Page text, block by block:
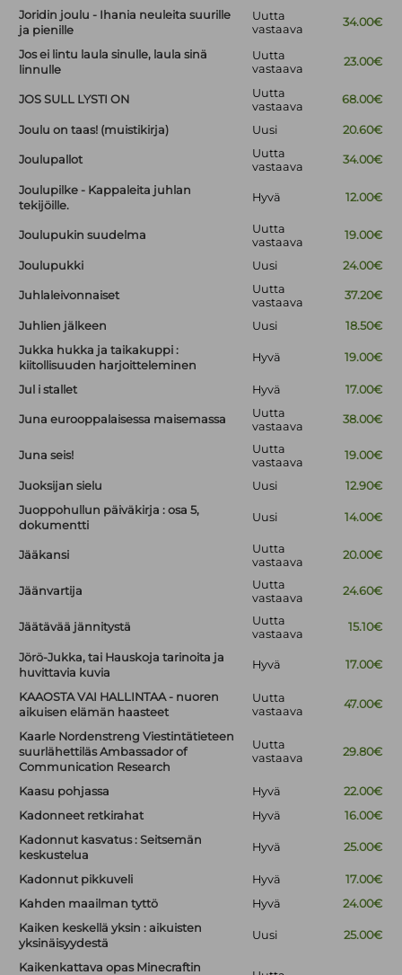
Joridin joulu - Ihania neuleita suurille
ja pienille
Uutta
vastaava
34.00€
Jos ei lintu laula sinulle, laula sinä
linnulle
Uutta
vastaava
23.00€
JOS SULL LYSTI ON
Uutta
vastaava
68.00€
Joulu on taas! (muistikirja) Uusi 20.60€
Joulupallot
Uutta
vastaava
34.00€
Joulupilke - Kappaleita juhlan
tekijöille.
Hyvä 12.00€
Joulupukin suudelma
Uutta
vastaava
19.00€
Joulupukki Uusi 24.00€
Juhlaleivonnaiset
Uutta
vastaava
37.20€
Juhlien jälkeen Uusi
18.50€
Jukka hukka ja taikakuppi :
kiitollisuuden harjoitteleminen
Hyvä 19.00€
Jul i stallet Hyvä 17.00€
Juna eurooppalaisessa maisemassa
Uutta
vastaava
38.00€
Juna seis!
Uutta
vastaava
19.00€
Juoksijan sielu Uusi
12.90€
Juoppohullun päiväkirja : osa 5,
dokumentti
Uusi 14.00€
Jääkansi
Uutta
vastaava
20.00€
Jäänvartija
Uutta
vastaava
24.60€
Jäätävää jännitystä
Uutta
vastaava
15.10€
Jörö-Jukka, tai Hauskoja tarinoita ja
huvittavia kuvia
Hyvä 17.00€
KAAOSTA VAI HALLINTAA - nuoren
aikuisen elämän haasteet
Uutta
vastaava
47.00€
Kaarle Nordenstreng Viestintätieteen
suurlähettiläs Ambassador of
Communication Research
Uutta
vastaava
29.80€
Kaasu pohjassa Hyvä
22.00€
Kadonneet retkirahat
Hyvä
16.00€
Kadonnut kasvatus : Seitsemän
keskustelua
Hyvä 25.00€
Kadonnut pikkuveli Hyvä
17.00€
Kahden maailman tyttö
Hyvä
24.00€
Kaiken keskellä yksin : aikuisten
yksinäisyydestä
Uusi 25.00€
Kaikenkattava opas Minecraftin